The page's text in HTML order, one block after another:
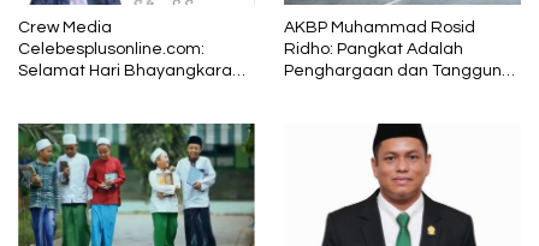
Crew Media
Celebesplusonline.com:
Selamat Hari Bhayangkara
dalam Sunyi dan Terang
AKBP Muhammad Rosid
Ridho: Pangkat Adalah
Penghargaan dan Tanggung